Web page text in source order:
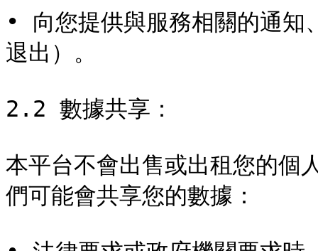
• 向您提供與服務相關的通知
退出）。
2.2 數據共享：
本平台不會出售或出租您的個
們可能會共享您的數據：